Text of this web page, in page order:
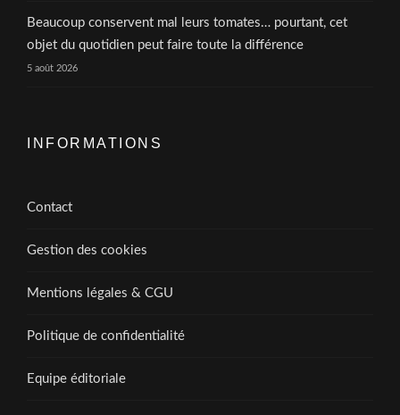
Beaucoup conservent mal leurs tomates… pourtant, cet
objet du quotidien peut faire toute la différence
5 août 2026
INFORMATIONS
Contact
Gestion des cookies
Mentions légales & CGU
Politique de confidentialité
Equipe éditoriale